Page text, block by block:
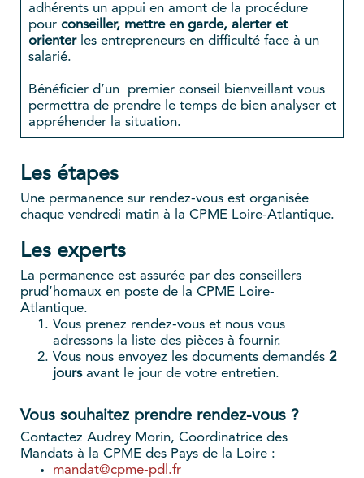
adhérents un appui en amont de la procédure
pour conseiller, mettre en garde, alerter et
orienterles entrepreneurs en difficulté face à un
salarié.
Bénéficier d’un premier conseil bienveillant vous
permettra de prendre le temps de bien analyser et
appréhender la situation.
Les étapes
Une permanence sur rendez-vous est organisée
chaque vendredi matin à la CPME Loire-Atlantique.
Les experts
La permanence est assurée par des conseillers
prud’homaux en poste de la CPME Loire-
Atlantique.
Vous prenez rendez-vous et nous vous
adressons la liste des pièces à fournir.
Vous nous envoyez les documents demandés 2
jours avant le jour de votre entretien.
Vous souhaitez prendre rendez-vous ?
Contactez Audrey Morin, Coordinatrice des
Mandats à la CPME des Pays de la Loire :
mandat@cpme-pdl.fr